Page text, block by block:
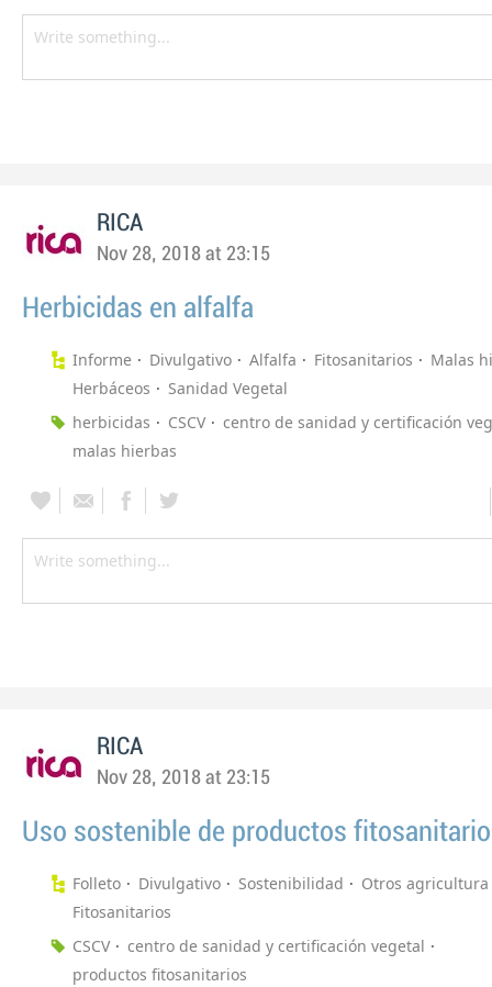
RICA
Nov 28, 2018 at 23:15
Herbicidas en alfalfa
Informe Divulgativo Alfalfa Fitosanitarios
Malas
Herbáceos
Sanidad Vegetal
herbicidas
CSCV
centro de sanidad y certificación
malas hierbas
RICA
Nov 28, 2018 at 23:15
Uso sostenible de productos
Folleto Divulgativo Sostenibilidad
Otros agricultura
Fitosanitarios
CSCV
centro de sanidad y certificación vegetal
productos fitosanitarios